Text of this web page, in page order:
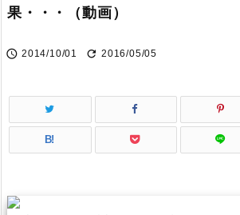
果・・・（動画）
 2014/10/01  2016/05/05
B!